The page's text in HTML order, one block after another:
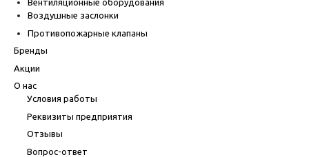
Вентиляционные оборудования
Воздушные заслонки
Противопожарные клапаны
Бренды
Акции
О нас
Условия работы
Реквизиты предприятия
Отзывы
Вопрос-ответ